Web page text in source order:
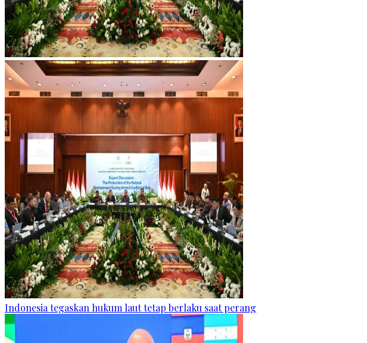
Indonesia tegaskan hukum laut tetap berlaku saat perang